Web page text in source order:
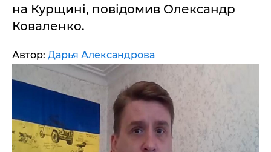
на Курщині, повідомив Олександр
Коваленко.
Автор: Дарья Александрова